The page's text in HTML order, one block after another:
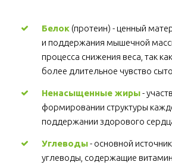
Белок (протеин) - ценный
и поддержания мышечной
процесса снижения веса, так
более длительное чувство
Ненасыщенные жиры -
формировании структуры
поддержании здорового
Углеводы - основной
углеводы, содержащие